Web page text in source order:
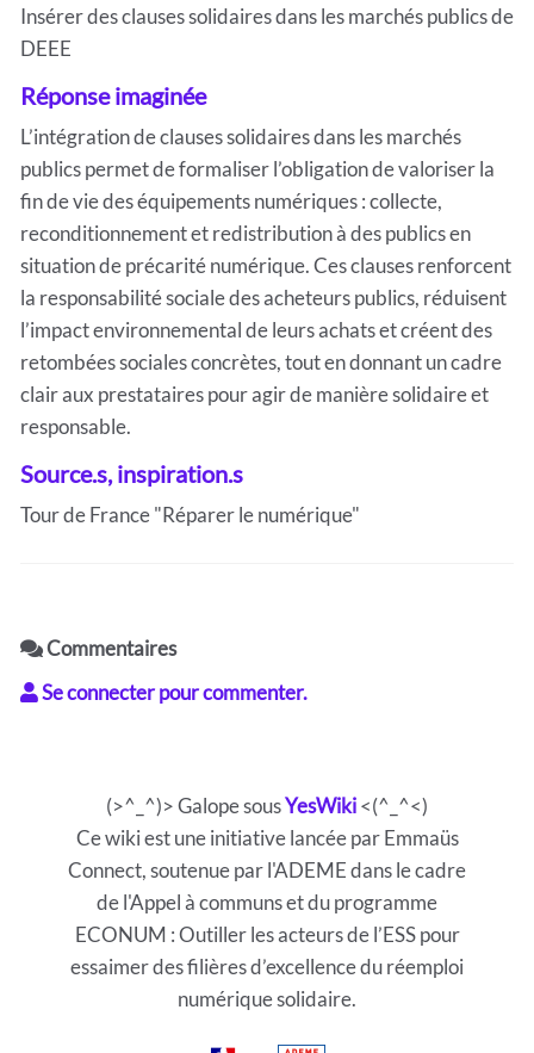
Insérer des clauses solidaires dans les marchés publics de
DEEE
Réponse imaginée
L’intégration de clauses solidaires dans les marchés
publics permet de formaliser l’obligation de valoriser la
fin de vie des équipements numériques : collecte,
reconditionnement et redistribution à des publics en
situation de précarité numérique. Ces clauses renforcent
la responsabilité sociale des acheteurs publics, réduisent
l’impact environnemental de leurs achats et créent des
retombées sociales concrètes, tout en donnant un cadre
clair aux prestataires pour agir de manière solidaire et
responsable.
Source.s, inspiration.s
Tour de France "Réparer le numérique"
Commentaires
Se connecter pour commenter.
(>^_^)> Galope sousYesWiki<(^_^<)
Ce wiki est une initiative lancée par Emmaüs
Connect, soutenue par l'ADEME dans le cadre
de l'Appel à communs et du programme
ECONUM : Outiller les acteurs de l’ESS pour
essaimer des filières d’excellence du réemploi
numérique solidaire.